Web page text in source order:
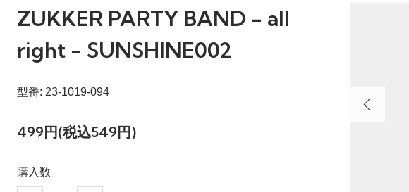
ZUKKER PARTY BAND - all
right - SUNSHINE002
型番: 23-1019-094
499円(税込549円)
購入数